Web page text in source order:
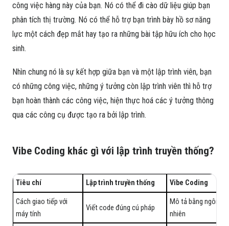
công việc hàng này của bạn. Nó có thể đi cào dữ liệu giúp bạn
phân tích thị trường. Nó có thể hỗ trợ bạn trình bày hồ sơ năng
lực một cách đẹp mắt hay tạo ra những bài tập hữu ích cho học
sinh.
Nhìn chung nó là sự kết hợp giữa bạn và một lập trình viên, bạn
có những công việc, những ý tưởng còn lập trình viên thì hỗ trợ
bạn hoàn thành các công việc, hiện thực hoá các ý tưởng thông
qua các công cụ được tạo ra bởi lập trình.
Vibe Coding khác gì với lập trình truyền thống?
Tiêu chí Lập trình truyền thống Vibe Coding
Cách giao tiếp với
máy tính
Viết code đúng cú pháp
Mô tả bằng ngôn
nhiên